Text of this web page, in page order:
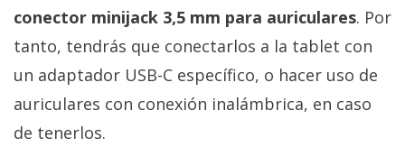
conector minijack 3,5 mm para auriculares. Por
tanto, tendrás que conectarlos a la tablet con
un adaptador USB-C específico, o hacer uso de
auriculares con conexión inalámbrica, en caso
de tenerlos.